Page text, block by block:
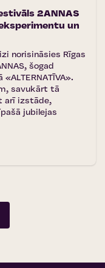
2ANNAS
un
norisināsies Rīgas
šogad
savukārt tā
arī izstāde,
jubilejas